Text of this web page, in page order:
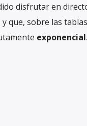
disfrutar en
y que, sobre las